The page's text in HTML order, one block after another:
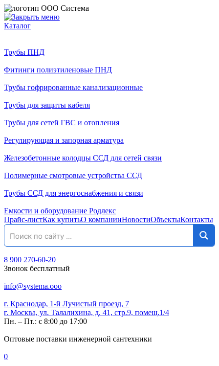
Каталог
Трубы ПНД
Фитинги полиэтиленовые ПНД
Трубы гофрированные канализационные
Трубы для защиты кабеля
Трубы для сетей ГВС и отопления
Регулирующая и запорная арматура
Железобетонные колодцы ССД для сетей связи
Полимерные смотровые устройства ССД
Трубы ССД для энергоснабжения и связи
Емкости и оборудование Родлекс
Прайс-листКак купитьО компанииНовостиОбъектыКонтакты
8 900 270-60-20
Звонок бесплатный
info@systema.ooo
г. Краснодар, 1-й Лучистый проезд, 7
г. Москва, ул. Талалихина, д. 41, стр.9, помещ.1/4
Пн. – Пт.: с 8:00 до 17:00
Оптовые поставки инженерной сантехники
0